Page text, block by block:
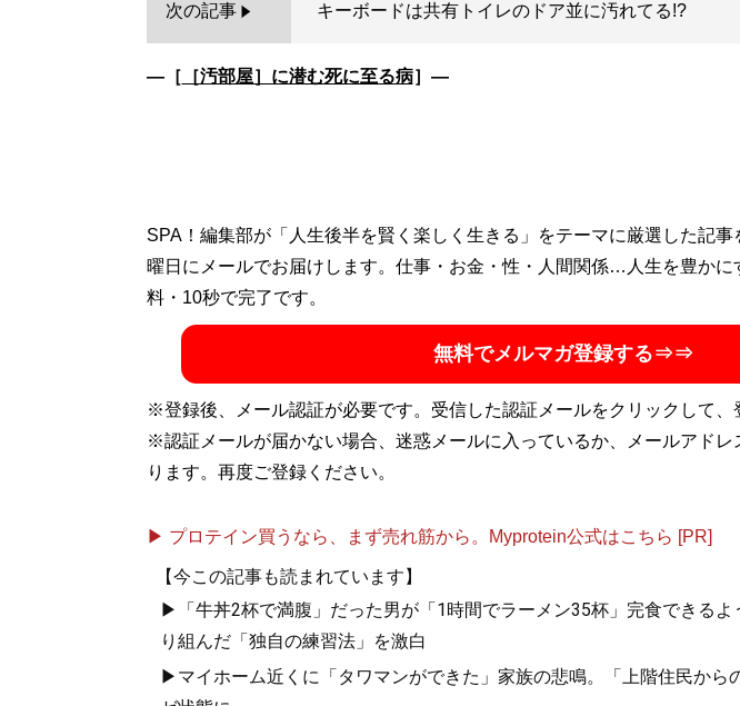
次の記事 キーボードは共有トイレのドア並に汚れてる!?
―［ ［汚部屋］に潜む死に至る病］―
SPA！編集部が「人生後半を賢く楽しく生きる」をテーマに厳選した記
曜日にメールでお届けします。仕事・お金・性・人間関係…人生を豊かに
料・10秒で完了です。
無料でメルマガ登録する⇒⇒
※登録後、メール認証が必要です。受信した認証メールをクリックして、
※認証メールが届かない場合、迷惑メールに入っているか、メールアドレ
ります。再度ご登録ください。
▶ プロテイン買うなら、まず売れ筋から。Myprotein公式はこちら [PR]
【今この記事も読まれています】
▶「牛丼2杯で満腹」だった男が「1時間でラーメン35杯」完食できるよ
り組んだ「独自の練習法」を激白
▶マイホーム近くに「タワマンができた」家族の悲鳴。「上階住民から